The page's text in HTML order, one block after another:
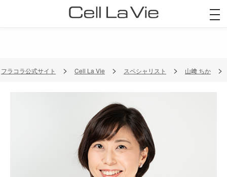
フラコラ公式サイト Cell La Vie スペシャリスト 山﨑 ちか